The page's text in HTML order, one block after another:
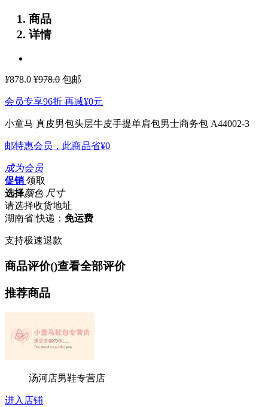
商品
详情
¥878.0 ¥978.0 包邮
会员专享96折 再减¥0元
小童马 真皮男包头层牛皮手提单肩包男士商务包 A44002-3
邮特惠会员，此商品省¥0
成为会员
促销 领取
选择颜色 尺寸
请选择收货地址
湖南省|快递： 免运费
支持极速退款
商品评价()查看全部评价
推荐商品
汤河店男鞋专营店
进入店铺